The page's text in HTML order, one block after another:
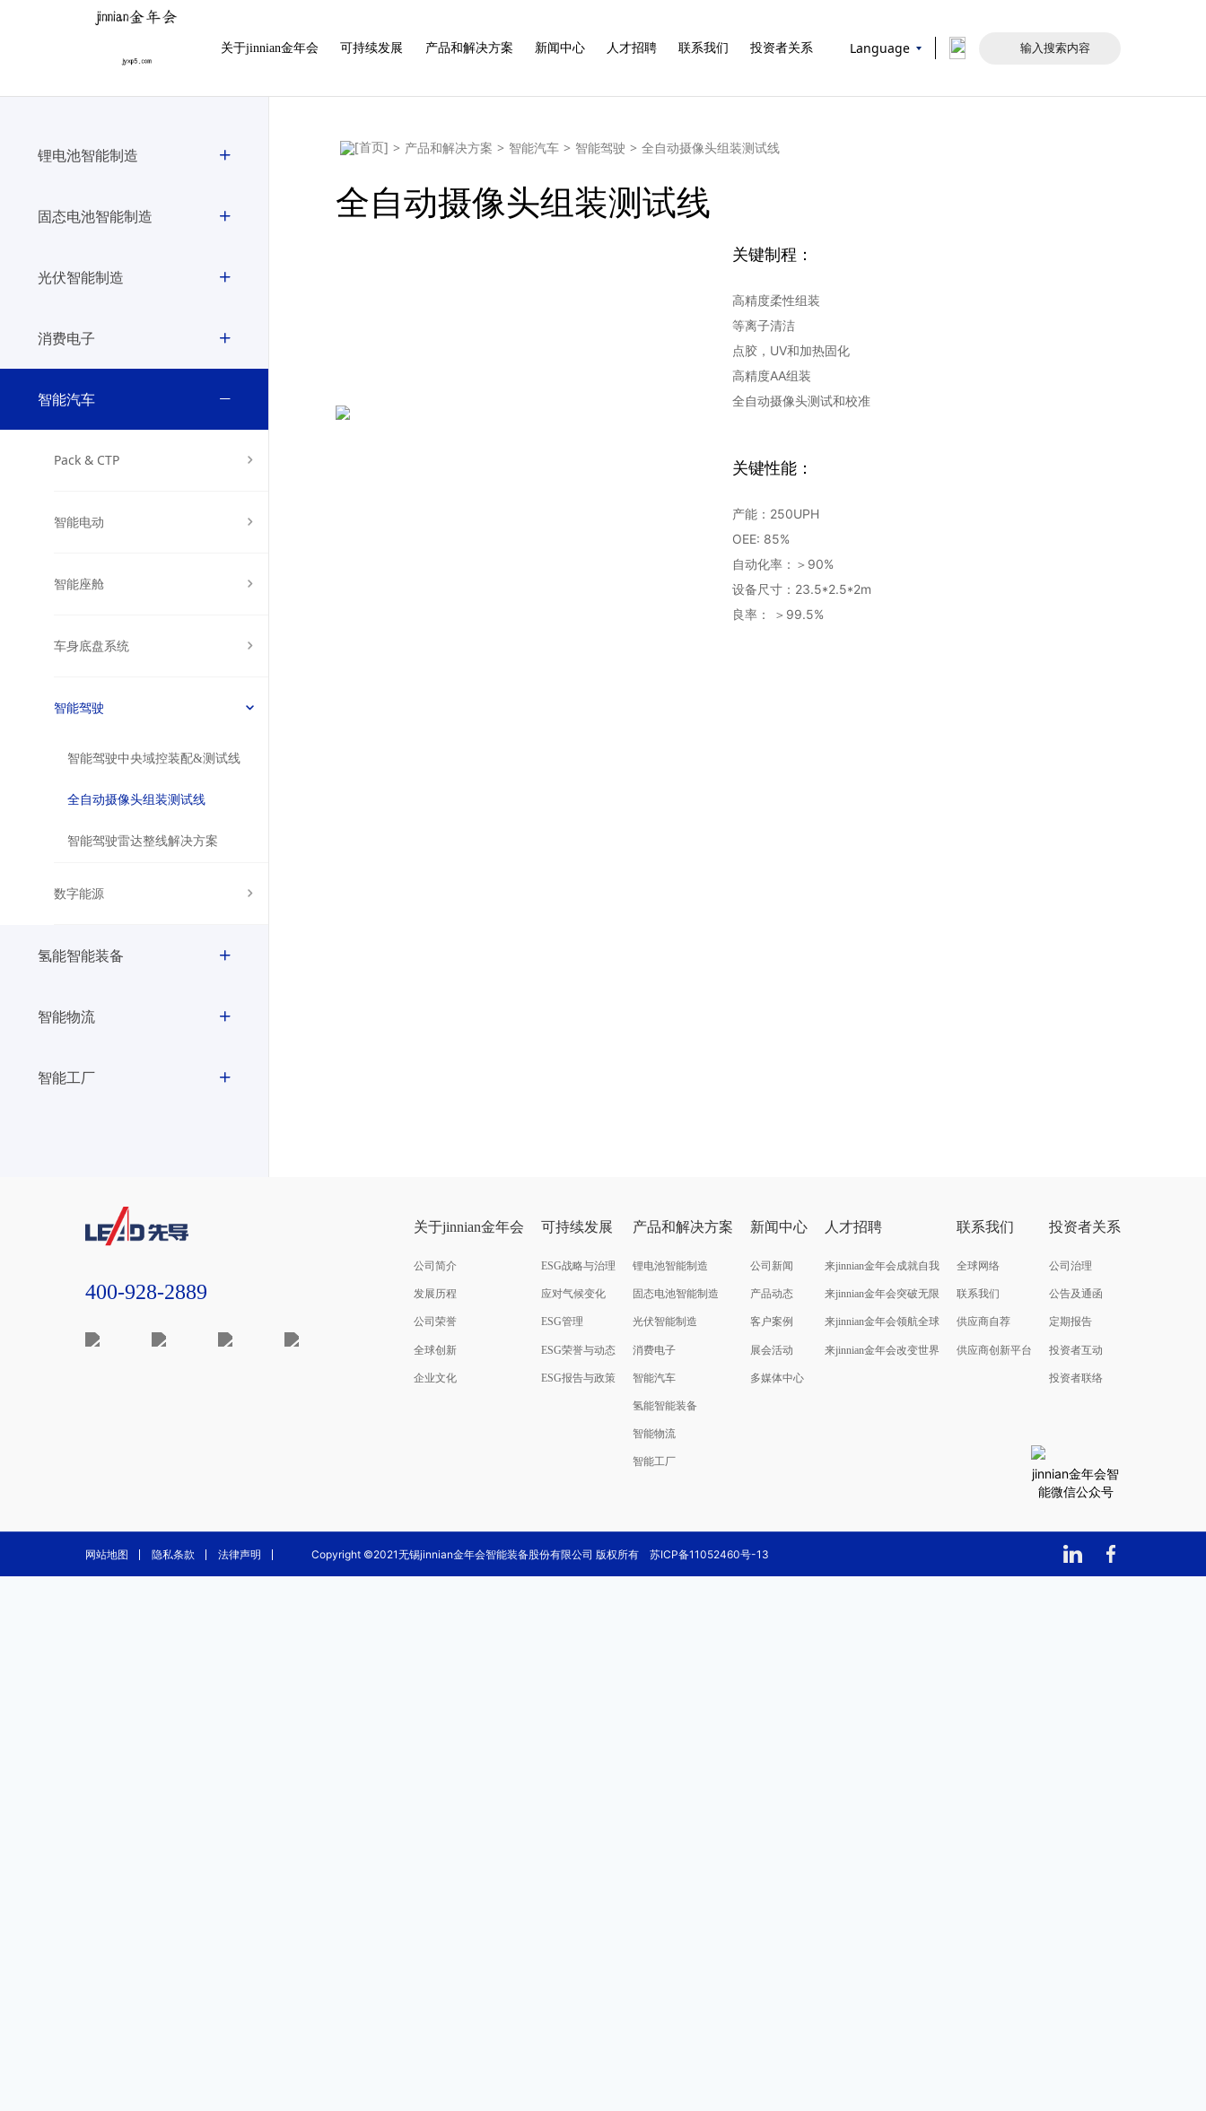
关于jinnian金年会 可持续发展 产品和解决方案 新闻中心 人才招聘 联系我们 投资者关系 Language
锂电池智能制造
固态电池智能制造
光伏智能制造
消费电子
智能汽车
Pack & CTP
智能电动
智能座舱
车身底盘系统
智能驾驶
智能驾驶中央域控装配&测试线
全自动摄像头组装测试线
智能驾驶雷达整线解决方案
数字能源
氢能智能装备
智能物流
智能工厂
> 产品和解决方案 > 智能汽车 > 智能驾驶 > 全自动摄像头组装测试线
全自动摄像头组装测试线
关键制程：
高精度柔性组装
等离子清洁
点胶，UV和加热固化
高精度AA组装
全自动摄像头测试和校准
关键性能：
产能：250UPH
OEE: 85%
自动化率：＞90%
设备尺寸：23.5*2.5*2m
良率： ＞99.5%
400-928-2889
关于jinnian金年会
公司简介
发展历程
公司荣誉
全球创新
企业文化
可持续发展
ESG战略与治理
应对气候变化
ESG管理
ESG荣誉与动态
ESG报告与政策
产品和解决方案
锂电池智能制造
固态电池智能制造
光伏智能制造
消费电子
智能汽车
氢能智能装备
智能物流
智能工厂
新闻中心
公司新闻
产品动态
客户案例
展会活动
多媒体中心
人才招聘
来jinnian金年会成就自我
来jinnian金年会突破无限
来jinnian金年会领航全球
来jinnian金年会改变世界
联系我们
全球网络
联系我们
供应商自荐
供应商创新平台
投资者关系
公司治理
公告及通函
定期报告
投资者互动
投资者联络
jinnian金年会智
能微信公众号
网站地图 隐私条款 法律声明 Copyright ©2021无锡jinnian金年会智能装备股份有限公司 版权所有 苏ICP备11052460号-13